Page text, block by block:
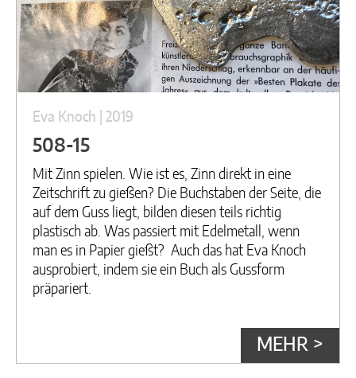
Eva Knoch | 2019
508-15
Mit Zinn spielen. Wie ist es, Zinn direkt in eine
Zeitschrift zu gießen? Die Buchstaben der Seite, die
auf dem Guss liegt, bilden diesen teils richtig
plastisch ab. Was passiert mit Edelmetall, wenn
man es in Papier gießt? Auch das hat Eva Knoch
ausprobiert, indem sie ein Buch als Gussform
präpariert.
MEHR >